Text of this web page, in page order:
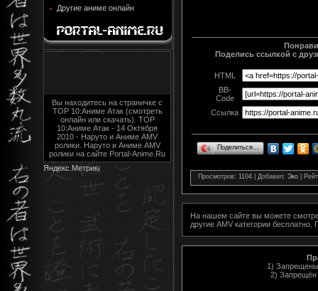
Другие аниме онлайн
Вы находитесь на страничке с
TOP 10:Аниме Атак (смотреть
онлайн или скачать). TOP
10:Аниме Атак - 14 Октября
2010 - Наруто и Аниме AMV
ролики. Наруто и Аниме AMV
ролики на сайте Portal-Anime.Ru
Поделись ссылкой с
HTML
BB-
Code
Ссылка
Поделиться…
Просмотров: 1104 | Добавил: Эко
На нашем сайте вы можете
другие AMV категории бесплатно.
1)
2) Запрещён